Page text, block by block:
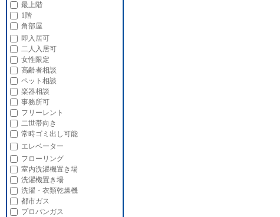
最上階
1階
角部屋
即入居可
二人入居可
女性限定
高齢者相談
ペット相談
楽器相談
事務所可
フリーレント
二世帯向き
常時ゴミ出し可能
エレベーター
フローリング
室内洗濯機置き場
洗濯機置き場
洗濯・衣類乾燥機
都市ガス
プロパンガス